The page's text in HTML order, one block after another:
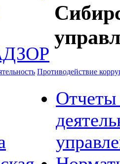
Противодействие
Отчеты